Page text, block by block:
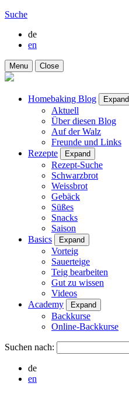
Suche
de
en
Menu Close
Homebaking Blog Expand
Aktuell
Über diesen Blog
Auf der Walz
Freunde und Links
Rezepte
Expand
Rezept-Suche
Schwarzbrot
Weissbrot
Gebäck
Süßes
Snacks
Saison
Basics
Expand
Vorteig
Sauerteige
Teig bearbeiten
Gut zu wissen
Videos
Academy
Expand
Backkurse
Online-Backkurse
Suchen nach:
de
en